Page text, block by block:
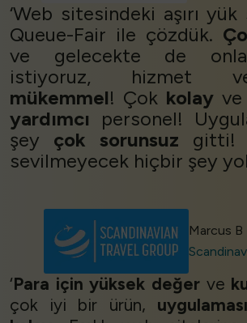
‘Web sitesindeki aşırı
Queue-Fair ile çözdük.
ve gelecekte de
istiyoruz, hizmet
mükemmel! Çok kolay ve
yardımcı personel!
şey çok sorunsuz gitti!
sevilmeyecek hiçbir şey
Marcus
‘Para için yüksek değer ve
çok iyi bir ürün, uygulaması